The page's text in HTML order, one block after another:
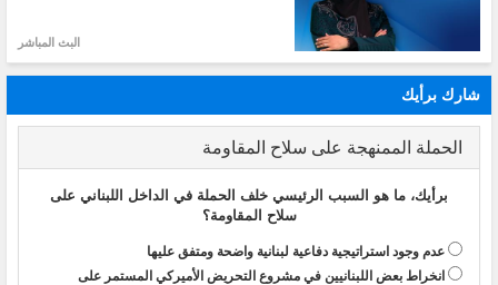
البث المباشر
شارك برأيك
الحملة الممنهجة على سلاح المقاومة
برأيك، ما هو السبب الرئيسي خلف الحملة في الداخل اللبناني على
سلاح المقاومة؟
عدم وجود استراتيجية دفاعية لبنانية واضحة ومتفق عليها
انخراط بعض اللبنانيين في مشروع التحريض الأميركي المستمر على